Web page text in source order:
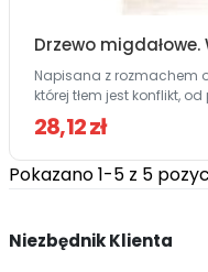
Drzewo migdałowe.
Napisana z rozmachem
której tłem jest konflikt, od
28,12 zł
Pokazano 1-5 z 5
Niezbędnik Klienta